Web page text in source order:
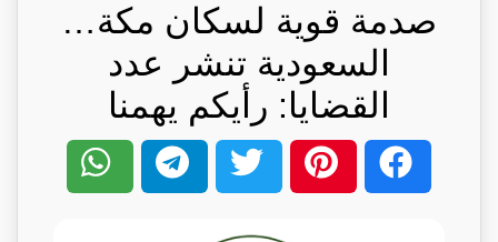
صدمة قوية لسكان مكة…
السعودية تنشر عدد
القضايا: رأيكم يهمنا